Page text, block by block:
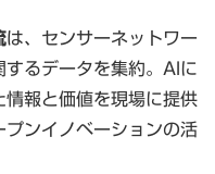
は、センサーネットワー
るデータを集約。AIに
報と価値を現場に提供
ンイノベーションの活